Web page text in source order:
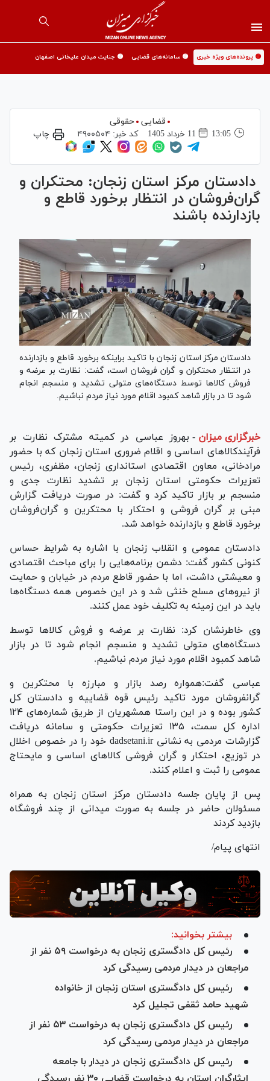
🟡 پرونده‌های ویژه خبری 🟡 سامانه‌های قضایی 🟡 جنایت میدان علیخانی اصفهان
قضایی حقوقی
13:05
11 خرداد 1405 کد خبر: ۴۹۰۰۵۰۴ چاپ
دادستان مرکز استان زنجان: محتکران و
گران‌فروشان در انتظار برخورد قاطع و
بازدارنده باشند
دادستان مرکز استان زنجان با تاکید براینکه برخورد قاطع و بازدارنده
در انتظار محتکران و گران فروشان است، گفت: نظارت بر عرضه و
فروش کالا‌ها توسط دستگاه‌های متولی تشدید و منسجم انجام
شود تا در بازار شاهد کمبود اقلام مورد نیاز مردم نباشیم.
خبرگزاری میزان - بهروز عباسی در کمیته مشترک نظارت بر
فرآیندکالا‌های اساسی و اقلام ضروری استان زنجان که با حضور
مرادخانی، معاون اقتصادی استانداری زنجان، مظفری، رئیس
تعزیرات حکومتی استان زنجان بر تشدید نظارت جدی و
منسجم بر بازار تاکید کرد و گفت: در صورت دریافت گزارش
مبنی بر گران فروشی و احتکار با محتکرین و گران‌فروشان
برخورد قاطع و بازدارنده خواهد شد.
دادستان عمومی و انقلاب زنجان با اشاره به شرایط حساس
کنونی کشور گفت: دشمن برنامه‌هایی را برای مباحث اقتصادی
و معیشتی داشت، اما با حضور قاطع مردم در خیابان و حمایت
از نیرو‌های مسلح خنثی شد و در این خصوص همه دستگاه‌ها
باید در این زمینه به تکلیف خود عمل کنند.
وی خاطرنشان کرد: نظارت بر عرضه و فروش کالا‌ها توسط
دستگاه‌های متولی تشدید و منسجم انجام شود تا در بازار
شاهد کمبود اقلام مورد نیاز مردم نباشیم.
عباسی گفت:همواره رصد بازار و مبارزه با محتکرین و
گرانفروشان مورد تاکید رئیس قوه قضاییه و دادستان کل
کشور بوده و در این راستا همشهریان از طریق شماره‌های ۱۲۴
اداره کل سمت، ۱۳۵ تعزیرات حکومتی و سامانه دریافت
گزارشات مردمی به نشانی dadsetani.ir خود را در خصوص اخلال
در توزیع، احتکار و گران فروشی کالا‌های اساسی و مایحتاج
عمومی را ثبت و اعلام کنند.
پس از پایان جلسه دادستان مرکز استان زنجان به همراه
مسئولان حاضر در جلسه به صورت میدانی از چند فروشگاه
بازدید کردند
انتهای پیام/
بیشتر بخوانید:
رئیس کل دادگستری زنجان به درخواست ۵۹ نفر از
مراجعان در دیدار مردمی رسیدگی کرد
رئیس کل دادگستری استان زنجان از خانواده
شهید حامد ثقفی تجلیل کرد
رئیس کل دادگستری زنجان به درخواست ۵۳ نفر از
مراجعان در دیدار مردمی رسیدگی کرد
رئیس کل دادگستری زنجان در دیدار با جامعه